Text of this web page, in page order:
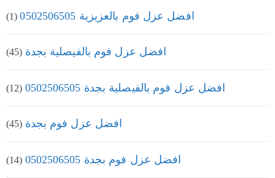
افضل عزل فوم بالعزيزية 0502506505 (1)
افضل عزل فوم بالفيصلية بجدة (45)
افضل عزل فوم بالفيصلية بجدة 0502506505 (12)
افضل عزل فوم بجدة (45)
افضل عزل فوم بجدة 0502506505 (14)